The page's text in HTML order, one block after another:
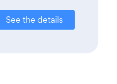
See the details